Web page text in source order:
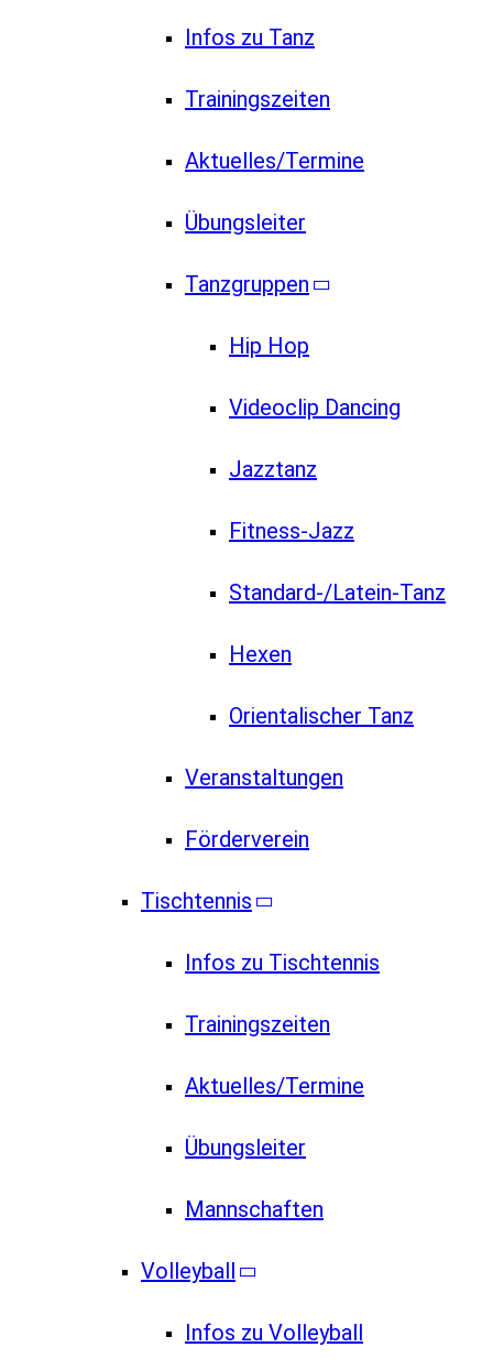
Infos zu Tanz
Trainingszeiten
Aktuelles/Termine
Übungsleiter
Tanzgruppen
Hip Hop
Videoclip Dancing
Jazztanz
Fitness-Jazz
Standard-/Latein-Tanz
Hexen
Orientalischer Tanz
Veranstaltungen
Förderverein
Tischtennis
Infos zu Tischtennis
Trainingszeiten
Aktuelles/Termine
Übungsleiter
Mannschaften
Volleyball
Infos zu Volleyball